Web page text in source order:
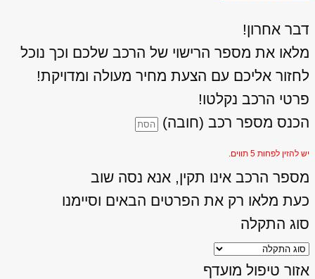
דבר אחרון!
מלאו את מספר הרישוי של הרכב שלכם וכך נוכל
לחזור אליכם עם הצעת מחיר מעולה ומדויקת!
פרטי הרכב נקלטו!
הכנס מספר רכב (חובה)
יש להזין לפחות 5 תווים.
מספר הרכב אינו תקין, אנא נסה שוב
כעת מלאו רק את הפרטים הבאים וסיימנו
סוג התקלה
אזור טיפול מועדף